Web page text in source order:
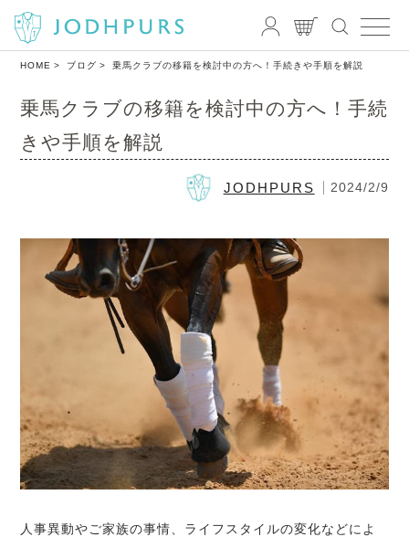
HOME ブログ 乗馬クラブの移籍を検討中の方へ！手続きや手順を解説
乗馬クラブの移籍を検討中の方へ！手続
きや手順を解説
JODHPURS 2024/2/9
人事異動やご家族の事情、ライフスタイルの変化などによ